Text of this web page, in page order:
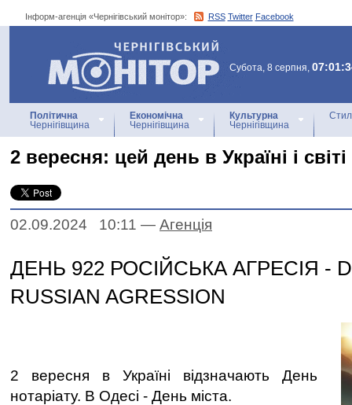
Інформ-агенція «Чернігівський монітор»: RSS Twitter Facebook
Інформ-агенція
«Чернігівський монітор»
Субота, 8 серпня,
Політична
Чернігівщина
Економічна
Чернігівщина
Культурна
Чернігівщина
2 вересня: цей день в Україні і світі
02.09.2024 10:11 — Агенцiя
ДЕНЬ 922 РОСІЙСЬКА АГРЕСІЯ -
RUSSIAN AGRESSION
2 вересня в Україні відзначають День
нотаріату. В Одесі - День міста.